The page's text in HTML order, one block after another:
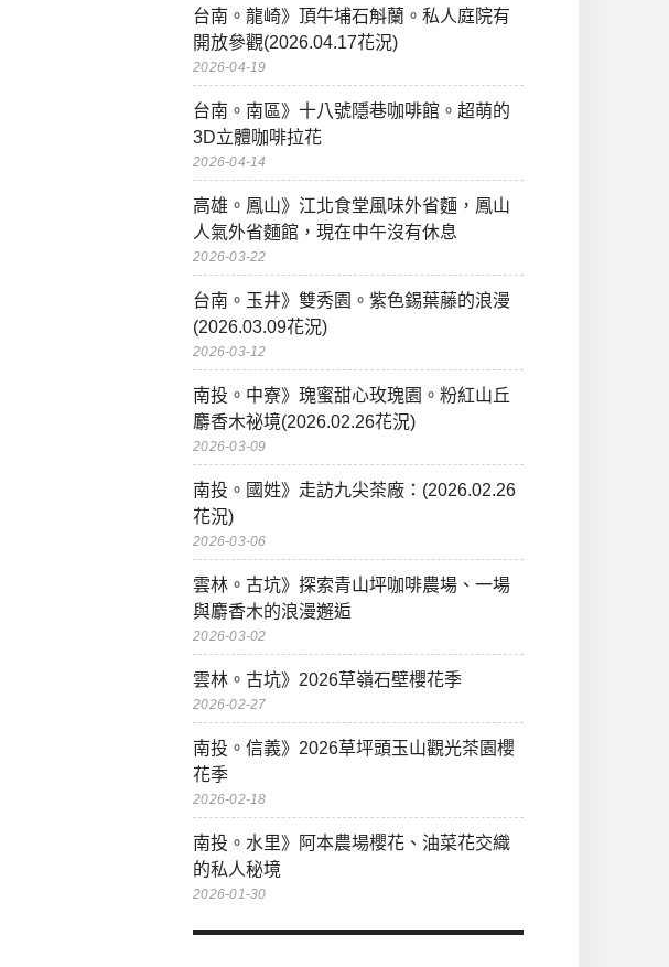
台南。龍崎》頂牛埔石斛蘭。私人庭院有
開放參觀(2026.04.17花況)
2026-04-19
台南。南區》十八號隱巷咖啡館。超萌的
3D立體咖啡拉花
2026-04-14
高雄。鳳山》江北食堂風味外省麵，鳳山
人氣外省麵館，現在中午沒有休息
2026-03-22
台南。玉井》雙秀園。紫色錫葉藤的浪漫
(2026.03.09花況)
2026-03-12
南投。中寮》瑰蜜甜心玫瑰園。粉紅山丘
麝香木祕境(2026.02.26花況)
2026-03-09
南投。國姓》走訪九尖茶廠：(2026.02.26
花況)
2026-03-06
雲林。古坑》探索青山坪咖啡農場、一場
與麝香木的浪漫邂逅
2026-03-02
雲林。古坑》2026草嶺石壁櫻花季
2026-02-27
南投。信義》2026草坪頭玉山觀光茶園櫻
花季
2026-02-18
南投。水里》阿本農場櫻花、油菜花交織
的私人秘境
2026-01-30